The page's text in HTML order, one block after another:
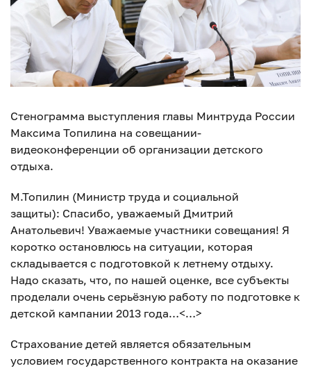
Стенограмма выступления главы Минтруда России
Максима Топилина на совещании-
видеоконференции об организации детского
отдыха.
М.Топилин (Министр труда и социальной
защиты): Спасибо, уважаемый Дмитрий
Анатольевич! Уважаемые участники совещания! Я
коротко остановлюсь на ситуации, которая
складывается с подготовкой к летнему отдыху.
Надо сказать, что, по нашей оценке, все субъекты
проделали очень серьёзную работу по подготовке к
детской кампании 2013 года…<…>
Страхование детей является обязательным
условием государственного контракта на оказание